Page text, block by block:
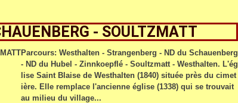
- SOULTZMATT
Parcours: Westhalten - Strangenberg - ND du Schauenberg
- ND du Hubel - Zinnkoepflé - Soultzmatt - Westhalten. L'ég
lise Saint Blaise de Westhalten (1840) située près du cimet
ière. Elle remplace l'ancienne église (1338) qui se trouvait
au milieu du village...